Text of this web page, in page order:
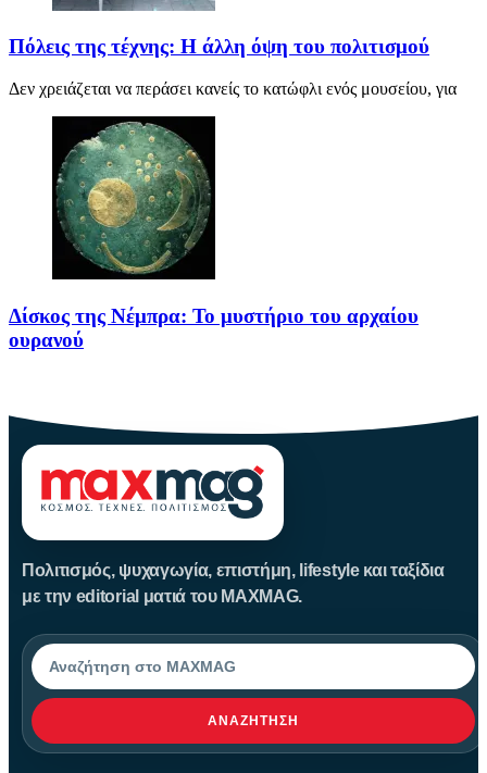
Πόλεις της τέχνης: Η άλλη όψη του πολιτισμού
Δεν χρειάζεται να περάσει κανείς το κατώφλι ενός μουσείου, για
Δίσκος της Νέμπρα: Το μυστήριο του αρχαίου
ουρανού
Πολιτισμός, ψυχαγωγία, επιστήμη, lifestyle και ταξίδια
με την editorial ματιά του MAXMAG.
Αναζήτηση
ΑΝΑΖΉΤΗΣΗ